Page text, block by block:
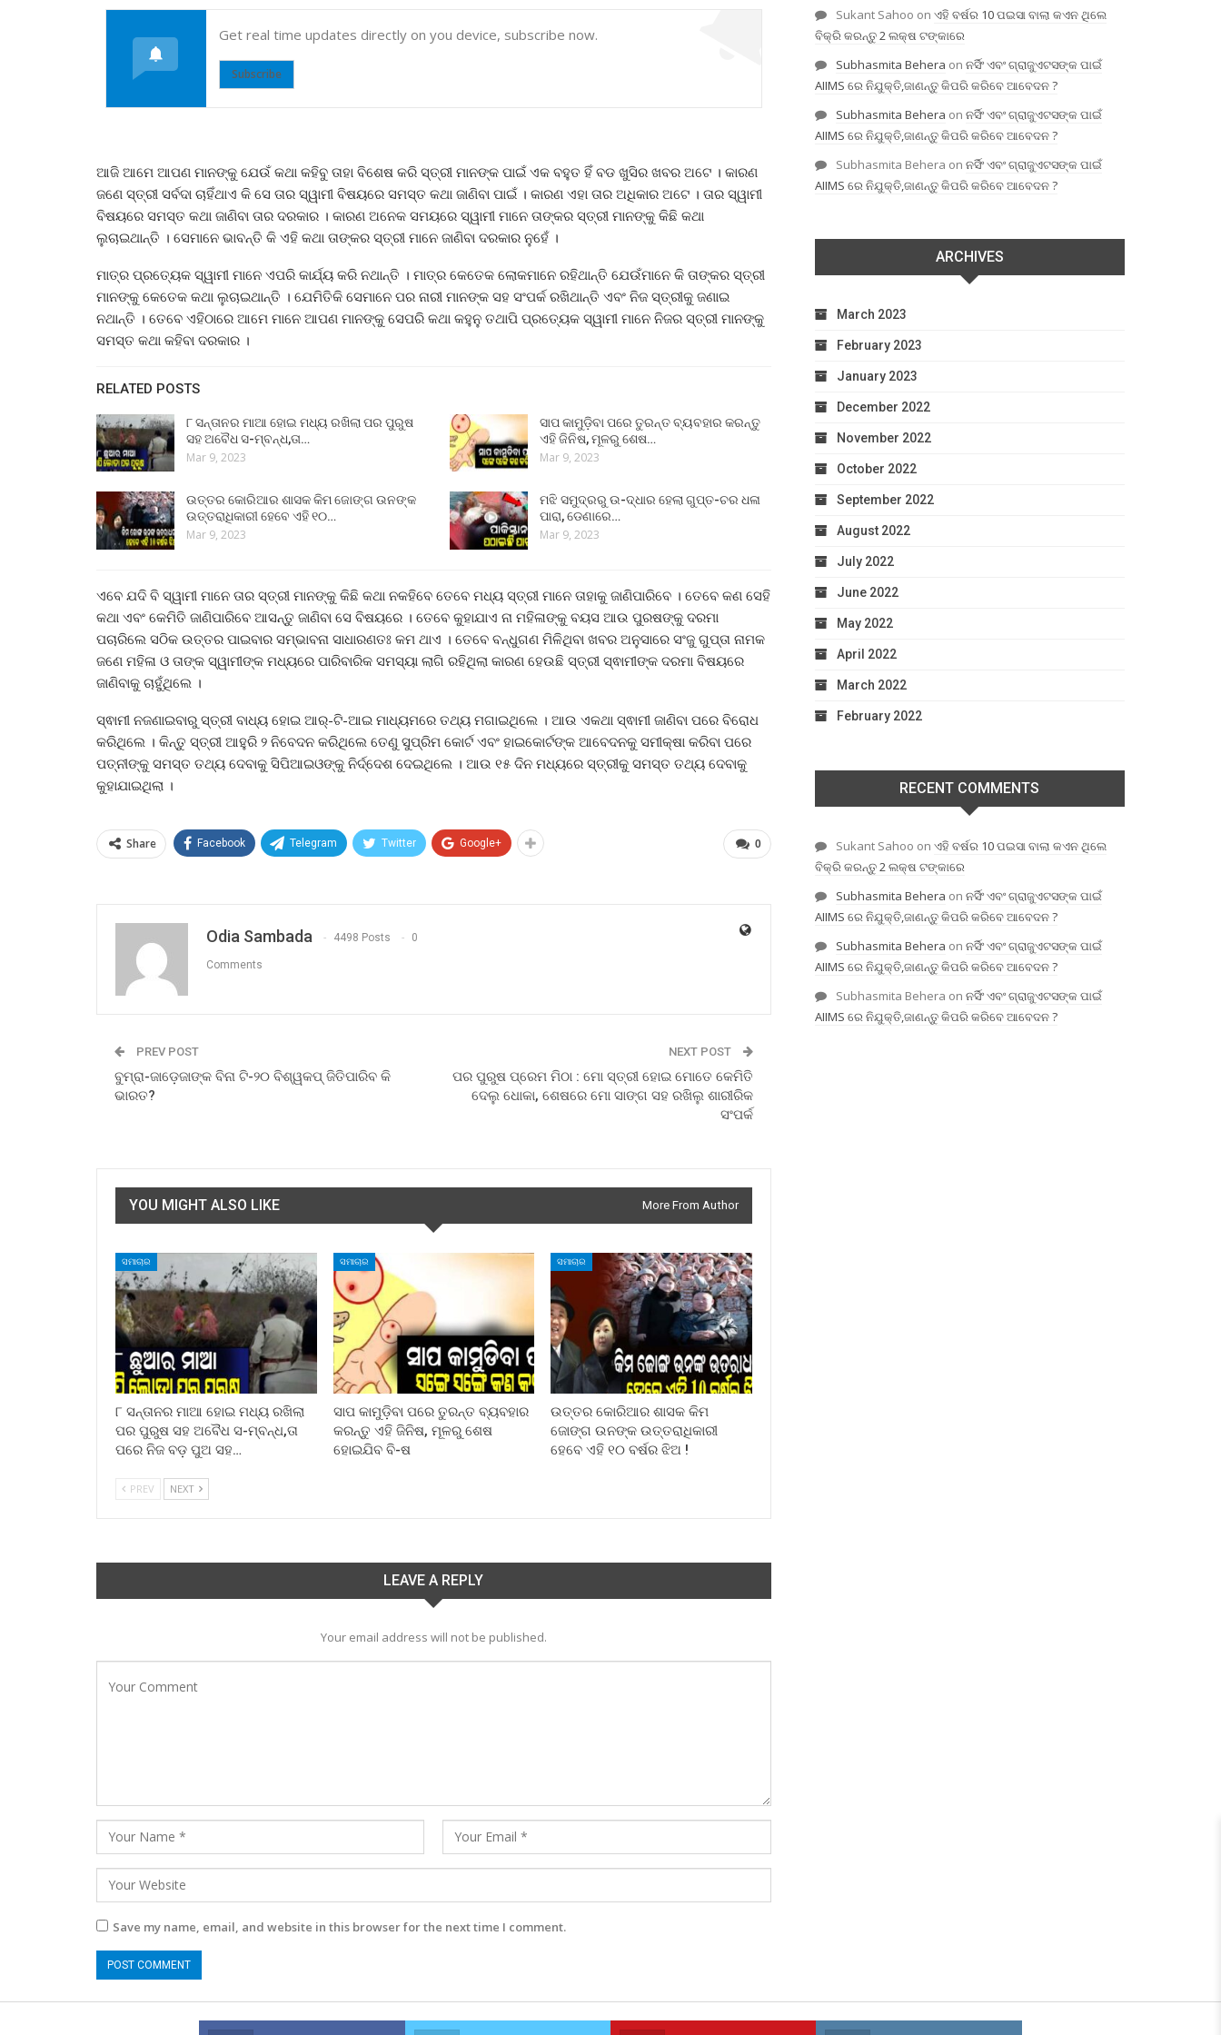
Get real time updates directly on you device, subscribe now.
Subscribe
ଆଜି ଆମେ ଆପଣ ମାନଙ୍କୁ ଯେଉଁ କଥା କହିବୁ ତାହା ବିଶେଷ କରି ସ୍ତ୍ରୀ ମାନଙ୍କ ପାଇଁ ଏକ ବହୁତ ହିଁ ବଡ ଖୁସିର ଖବର ଅଟେ । କାରଣ
ଜଣେ ସ୍ତ୍ରୀ ସର୍ବଦା ଚାହିଁଥାଏ କି ସେ ତାର ସ୍ୱାମୀ ବିଷୟରେ ସମସ୍ତ କଥା ଜାଣିବା ପାଇଁ । କାରଣ ଏହା ତାର ଅଧିକାର ଅଟେ । ତାର ସ୍ୱାମୀ
ବିଷୟରେ ସମସ୍ତ କଥା ଜାଣିବା ତାର ଦରକାର । କାରଣ ଅନେକ ସମୟରେ ସ୍ୱାମୀ ମାନେ ତାଙ୍କର ସ୍ତ୍ରୀ ମାନଙ୍କୁ କିଛି କଥା
ଲୁଚାଇଥାନ୍ତି । ସେମାନେ ଭାବନ୍ତି କି ଏହି କଥା ତାଙ୍କର ସ୍ତ୍ରୀ ମାନେ ଜାଣିବା ଦରକାର ନୁହେଁ ।
ମାତ୍ର ପ୍ରତ୍ୟେକ ସ୍ୱାମୀ ମାନେ ଏପରି କାର୍ଯ୍ୟ କରି ନଥାନ୍ତି । ମାତ୍ର କେତେକ ଲୋକମାନେ ରହିଥାନ୍ତି ଯେଉଁମାନେ କି ତାଙ୍କର ସ୍ତ୍ରୀ
ମାନଙ୍କୁ କେତେକ କଥା ଲୁଚାଇଥାନ୍ତି । ଯେମିତିକି ସେମାନେ ପର ନାରୀ ମାନଙ୍କ ସହ ସଂପର୍କ ରଖିଥାନ୍ତି ଏବଂ ନିଜ ସ୍ତ୍ରୀକୁ ଜଣାଇ
ନଥାନ୍ତି । ତେବେ ଏହିଠାରେ ଆମେ ମାନେ ଆପଣ ମାନଙ୍କୁ ସେପରି କଥା କହୁନୁ ତଥାପି ପ୍ରତ୍ୟେକ ସ୍ୱାମୀ ମାନେ ନିଜର ସ୍ତ୍ରୀ ମାନଙ୍କୁ
ସମସ୍ତ କଥା କହିବା ଦରକାର ।
RELATED POSTS
୮ ସନ୍ତାନର ମାଆ ହୋଇ ମଧ୍ୟ ରଖିଲା ପର ପୁରୁଷ
ସହ ଅବୈଧ ସ-ମ୍ବନ୍ଧ,ତା…
Mar 9, 2023
ସାପ କାମୁଡ଼ିବା ପରେ ତୁରନ୍ତ ବ୍ୟବହାର କରନ୍ତୁ
ଏହି ଜିନିଷ, ମୂଳରୁ ଶେଷ…
Mar 9, 2023
ଉତ୍ତର କୋରିଆର ଶାସକ କିମ ଜୋଙ୍ଗ ଉନଙ୍କ
ଉତ୍ତରାଧିକାରୀ ହେବେ ଏହି ୧୦…
Mar 9, 2023
ମଝି ସମୁଦ୍ରରୁ ଉ-ଦ୍ଧାର ହେଲା ଗୁପ୍ତ-ଚର ଧଳା
ପାରା, ଡେଣାରେ…
Mar 9, 2023
ଏବେ ଯଦି ବି ସ୍ୱାମୀ ମାନେ ତାର ସ୍ତ୍ରୀ ମାନଙ୍କୁ କିଛି କଥା ନକହିବେ ତେବେ ମଧ୍ୟ ସ୍ତ୍ରୀ ମାନେ ତାହାକୁ ଜାଣିପାରିବେ । ତେବେ କଣ ସେହି
କଥା ଏବଂ କେମିତି ଜାଣିପାରିବେ ଆସନ୍ତୁ ଜାଣିବା ସେ ବିଷୟରେ । ତେବେ କୁହାଯାଏ ନା ମହିଳାଙ୍କୁ ବୟସ ଆଉ ପୁରଷଙ୍କୁ ଦରମା
ପଚାରିଲେ ସଠିକ ଉତ୍ତର ପାଇବାର ସମ୍ଭାବନା ସାଧାରଣତଃ କମ ଥାଏ । ତେବେ ବନ୍ଧୁଗଣ ମିଳିଥିବା ଖବର ଅନୁସାରେ ସଂଜୁ ଗୁପ୍ତା ନାମକ
ଜଣେ ମହିଳା ଓ ତାଙ୍କ ସ୍ୱାମୀଙ୍କ ମଧ୍ୟରେ ପାରିବାରିକ ସମସ୍ୟା ଲାଗି ରହିଥିଲା କାରଣ ହେଉଛି ସ୍ତ୍ରୀ ସ୍ଵାମୀଙ୍କ ଦରମା ବିଷୟରେ
ଜାଣିବାକୁ ଚାହୁଁଥିଲେ ।
ସ୍ଵାମୀ ନଜଣାଇବାରୁ ସ୍ତ୍ରୀ ବାଧ୍ୟ ହୋଇ ଆର୍-ଟି-ଆଇ ମାଧ୍ୟମରେ ତଥ୍ୟ ମଗାଇଥିଲେ । ଆଉ ଏକଥା ସ୍ଵାମୀ ଜାଣିବା ପରେ ବିରୋଧ
କରିଥିଲେ । କିନ୍ତୁ ସ୍ତ୍ରୀ ଆହୁରି ୨ ନିବେଦନ କରିଥିଲେ ତେଣୁ ସୁପ୍ରିମ କୋର୍ଟ ଏବଂ ହାଇକୋର୍ଟଙ୍କ ଆବେଦନକୁ ସମୀକ୍ଷା କରିବା ପରେ
ପତ୍ନୀଙ୍କୁ ସମସ୍ତ ତଥ୍ୟ ଦେବାକୁ ସିପିଆଇଓଙ୍କୁ ନିର୍ଦ୍ଦେଶ ଦେଇଥିଲେ । ଆଉ ୧୫ ଦିନ ମଧ୍ୟରେ ସ୍ତ୍ରୀକୁ ସମସ୍ତ ତଥ୍ୟ ଦେବାକୁ
କୁହାଯାଇଥିଲା ।
0
Share Facebook Telegram Twitter Google+
Odia Sambada 4498 Posts 0
Comments
PREV POST
ବୁମ୍‌ରା-ଜାଡ଼େଜାଙ୍କ ବିନା ଟି-୨୦ ବିଶ୍ୱକପ୍ ଜିତିପାରିବ କି
ଭାରତ?
NEXT POST
ପର ପୁରୁଷ ପ୍ରେମ ମିଠା : ମୋ ସ୍ତ୍ରୀ ହୋଇ ମୋତେ କେମିତି
ଦେଲୁ ଧୋକା, ଶେଷରେ ମୋ ସାଙ୍ଗ ସହ ରଖିଲୁ ଶାରୀରିକ
ସଂପର୍କ
YOU MIGHT ALSO LIKE More From Author
ସମାଚାର
୮ ସନ୍ତାନର ମାଆ ହୋଇ ମଧ୍ୟ ରଖିଲା
ପର ପୁରୁଷ ସହ ଅବୈଧ ସ-ମ୍ବନ୍ଧ,ତା
ପରେ ନିଜ ବଡ଼ ପୁଅ ସହ…
ସମାଚାର
ସାପ କାମୁଡ଼ିବା ପରେ ତୁରନ୍ତ ବ୍ୟବହାର
କରନ୍ତୁ ଏହି ଜିନିଷ, ମୂଳରୁ ଶେଷ
ହୋଇଯିବ ବି-ଷ
ସମାଚାର
ଉତ୍ତର କୋରିଆର ଶାସକ କିମ
ଜୋଙ୍ଗ ଉନଙ୍କ ଉତ୍ତରାଧିକାରୀ
ହେବେ ଏହି ୧୦ ବର୍ଷର ଝିଅ !
PREV NEXT
LEAVE A REPLY
Your email address will not be published.
Save my name, email, and website in this browser for the next time I comment.
Sukant Sahoo on ଏହି ବର୍ଷର 10 ପଇସା ବାଲା କଏନ ଥିଲେ
ବିକ୍ରି କରନ୍ତୁ 2 ଲକ୍ଷ ଟଙ୍କାରେ
Subhasmita Behera on ନର୍ସିଂ ଏବଂ ଗ୍ରାଜୁଏଟସଙ୍କ ପାଇଁ
AIIMS ରେ ନିଯୁକ୍ତି,ଜାଣନ୍ତୁ କିପରି କରିବେ ଆବେଦନ ?
Subhasmita Behera on ନର୍ସିଂ ଏବଂ ଗ୍ରାଜୁଏଟସଙ୍କ ପାଇଁ
AIIMS ରେ ନିଯୁକ୍ତି,ଜାଣନ୍ତୁ କିପରି କରିବେ ଆବେଦନ ?
Subhasmita Behera on ନର୍ସିଂ ଏବଂ ଗ୍ରାଜୁଏଟସଙ୍କ ପାଇଁ
AIIMS ରେ ନିଯୁକ୍ତି,ଜାଣନ୍ତୁ କିପରି କରିବେ ଆବେଦନ ?
ARCHIVES
March 2023
February 2023
January 2023
December 2022
November 2022
October 2022
September 2022
August 2022
July 2022
June 2022
May 2022
April 2022
March 2022
February 2022
RECENT COMMENTS
Sukant Sahoo on ଏହି ବର୍ଷର 10 ପଇସା ବାଲା କଏନ ଥିଲେ
ବିକ୍ରି କରନ୍ତୁ 2 ଲକ୍ଷ ଟଙ୍କାରେ
Subhasmita Behera on ନର୍ସିଂ ଏବଂ ଗ୍ରାଜୁଏଟସଙ୍କ ପାଇଁ
AIIMS ରେ ନିଯୁକ୍ତି,ଜାଣନ୍ତୁ କିପରି କରିବେ ଆବେଦନ ?
Subhasmita Behera on ନର୍ସିଂ ଏବଂ ଗ୍ରାଜୁଏଟସଙ୍କ ପାଇଁ
AIIMS ରେ ନିଯୁକ୍ତି,ଜାଣନ୍ତୁ କିପରି କରିବେ ଆବେଦନ ?
Subhasmita Behera on ନର୍ସିଂ ଏବଂ ଗ୍ରାଜୁଏଟସଙ୍କ ପାଇଁ
AIIMS ରେ ନିଯୁକ୍ତି,ଜାଣନ୍ତୁ କିପରି କରିବେ ଆବେଦନ ?